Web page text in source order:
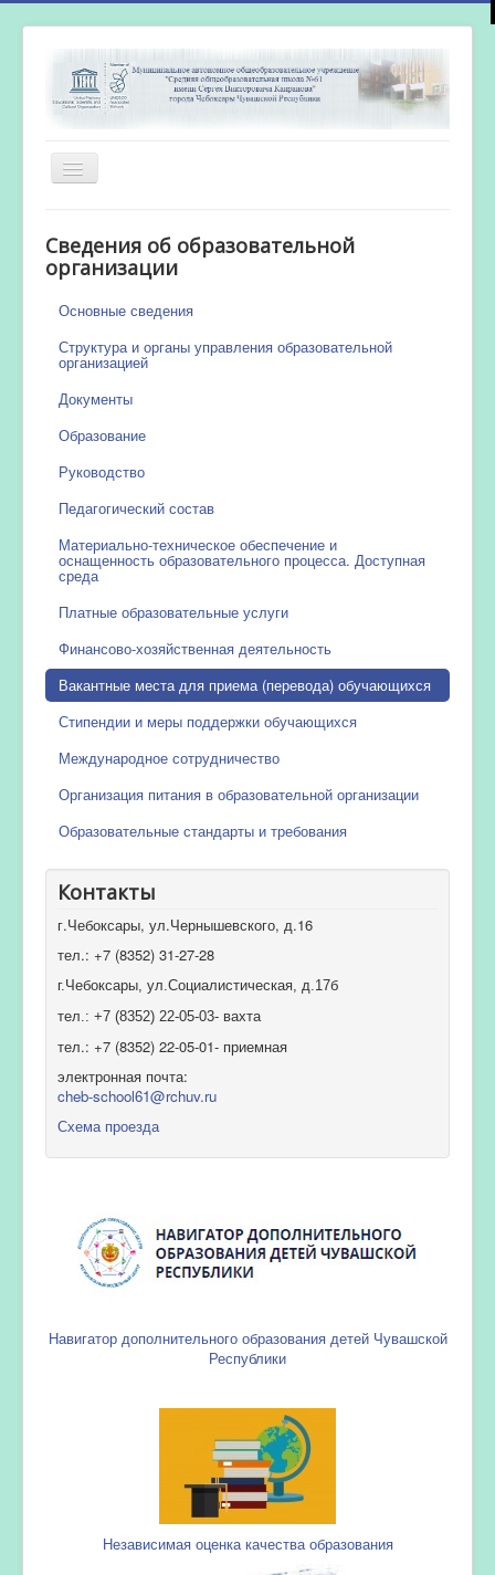
Включить/
выключить
Новости
Сведения об образовательной
организации
Основные сведения
Структура и органы управления образовательной
организацией
Документы
Образование
Руководство
Педагогический состав
Материально-техническое обеспечение и
оснащенность образовательного процесса. Доступная
среда
Платные образовательные услуги
Финансово-хозяйственная деятельность
Вакантные места для приема (перевода) обучающихся
Стипендии и меры поддержки обучающихся
Международное сотрудничество
Организация питания в образовательной организации
Образовательные стандарты и требования
Контакты
г.Чебоксары, ул.Чернышевского, д.16
тел.: +7 (8352) 31-27-28
г.Чебоксары, ул.Социалистическая, д.17б
тел.: +7 (8352) 22-05-03- вахта
тел.: +7 (8352) 22-05-01- приемная
электронная почта:
cheb-school61@rchuv.ru
Схема проезда
Навигатор дополнительного образования детей Чувашской
Республики
Независимая оценка качества образования